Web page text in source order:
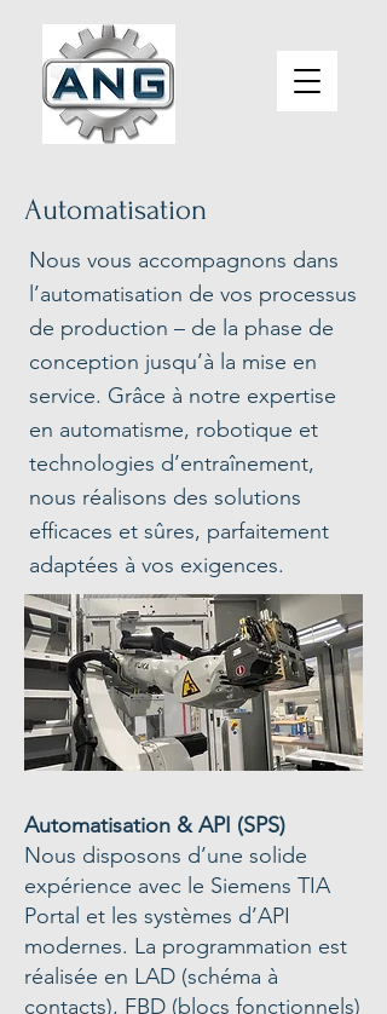
Automatisation
Nous vous accompagnons dans
l’automatisation de vos processus
de production – de la phase de
conception jusqu’à la mise en
service. Grâce à notre expertise
en automatisme, robotique et
technologies d’entraînement,
nous réalisons des solutions
efficaces et sûres, parfaitement
adaptées à vos exigences.
Automatisation & API (SPS)
Nous disposons d’une solide
expérience avec le Siemens TIA
Portal et les systèmes d’API
modernes. La programmation est
réalisée en LAD (schéma à
contacts), FBD (blocs fonctionnels)